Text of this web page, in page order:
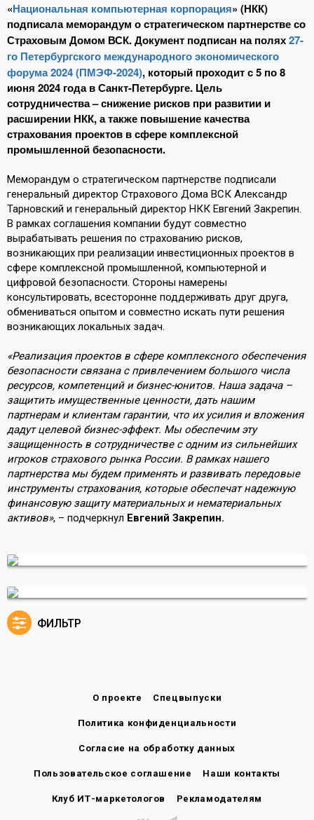
«Национальная компьютерная корпорация» (НКК)
подписала меморандум о стратегическом партнерстве со
Страховым Домом ВСК. Документ подписан на полях27-
го Петербургского международного экономического
форума 2024 (ПМЭФ-2024), который проходит с 5 по 8
июня 2024 года в Санкт-Петербурге. Цель
сотрудничества – снижение рисков при развитии и
расширении НКК, а также повышение качества
страхования проектов в сфере комплексной
промышленной безопасности.
Меморандум о стратегическом партнерстве подписали
генеральный директор Страхового Дома ВСК Александр
Тарновский и генеральный директор НКК Евгений Закрепин.
В рамках соглашения компании будут совместно
вырабатывать решения по страхованию рисков,
возникающих при реализации инвестиционных проектов в
сфере комплексной промышленной, компьютерной и
цифровой безопасности. Стороны намерены
консультировать, всесторонне поддерживать друг друга,
обмениваться опытом и совместно искать пути решения
возникающих локальных задач.
«Реализация проектов в сфере комплексного обеспечения
безопасности связана с привлечением большого числа
ресурсов, компетенций и бизнес-юнитов. Наша задача –
защитить имущественные ценности, дать нашим
партнерам и клиентам гарантии, что их усилия и вложения
дадут целевой бизнес-эффект. Мы обеспечим эту
защищенность в сотрудничестве с одним из сильнейших
игроков страхового рынка России. В рамках нашего
партнерства мы будем применять и развивать передовые
инструменты страхования, которые обеспечат надежную
финансовую защиту материальных и нематериальных
активов», – подчеркнул Евгений Закрепин.
ФИЛЬТР
О проекте Спецвыпуски
Политика конфиденциальности
Согласие на обработку данных
Пользовательское соглашение Наши контакты
Клуб ИТ-маркетологов Рекламодателям